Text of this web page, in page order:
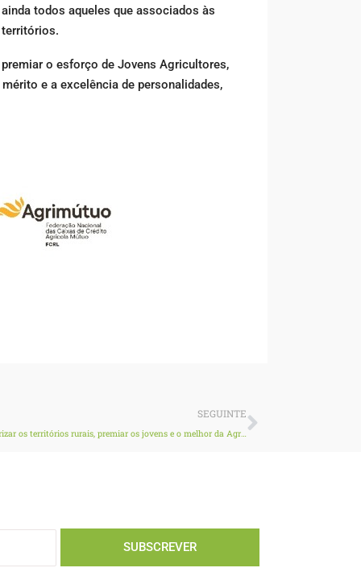
todos aqueles que associados às
o esforço de Jovens Agricultores,
e a excelência de personalidades,
SEGUINTE
I Gala AJAP-Portugal Winners: valorizar os territórios rurais, premiar os jovens e o melhor da Agricultura Portuguesa!
Next
SUBSCREVER